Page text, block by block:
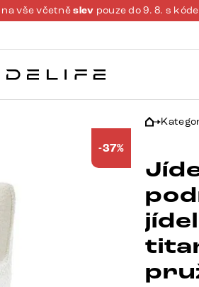
na vše včetněslev pouze do 9. 8. s
-37%